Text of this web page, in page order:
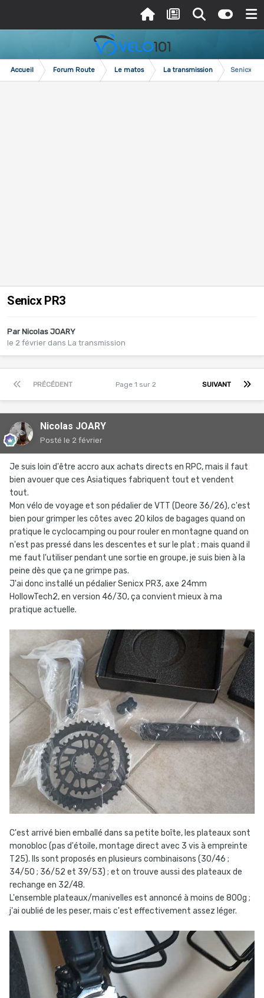
Accueil Forum Route Le matos La transmission Senicx
Senicx PR3
Par Nicolas JOARY
le 2 février dans La transmission
PRÉCÉDENT SUIVANT
Page 1 sur 2
Nicolas JOARY
Posté le 2 février
Je suis loin d'être accro aux achats directs en RPC, mais il faut
bien avouer que ces Asiatiques fabriquent tout et vendent
tout.
Mon vélo de voyage et son pédalier de VTT (Deore 36/26), c'est
bien pour grimper les côtes avec 20 kilos de bagages quand on
pratique le cyclocamping ou pour rouler en montagne quand on
n'est pas pressé dans les descentes et sur le plat ; mais quand il
me faut l'utiliser pendant une sortie en groupe, je suis bien à la
peine dès que ça ne grimpe pas.
J'ai donc installé un pédalier Senicx PR3, axe 24mm
HollowTech2, en version 46/30, ça convient mieux à ma
pratique actuelle.
C'est arrivé bien emballé dans sa petite boîte, les plateaux sont
monobloc (pas d'étoile, montage direct avec 3 vis à empreinte
T25). Ils sont proposés en plusieurs combinaisons (30/46 ;
34/50 ; 36/52 et 39/53) ; et on trouve aussi des plateaux de
rechange en 32/48.
L'ensemble plateaux/manivelles est annoncé à moins de 800g ;
j'ai oublié de les peser, mais c'est effectivement assez léger.